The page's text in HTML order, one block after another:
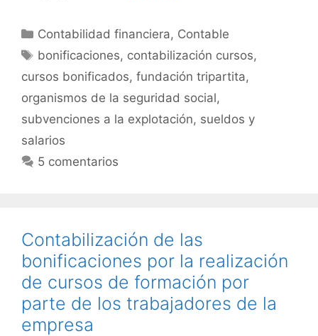
Categorías
Contabilidad financiera, Contable
Etiquetas
bonificaciones, contabilización cursos,
cursos bonificados, fundación tripartita,
organismos de la seguridad social,
subvenciones a la explotación, sueldos y
salarios
5 comentarios
Contabilización de las
bonificaciones por la realización
de cursos de formación por
parte de los trabajadores de la
empresa